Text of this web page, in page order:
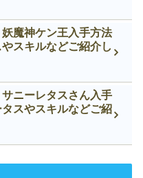
妖魔神ケン王入手方法
スキルなどご紹介し
サニーレタスさん入手
スやスキルなどご紹